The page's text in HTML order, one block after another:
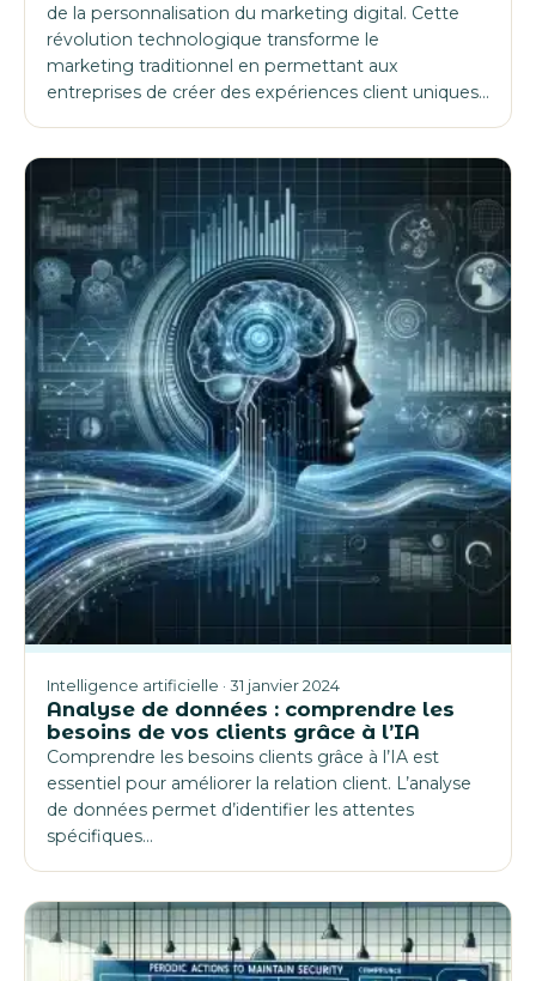
de la personnalisation du marketing digital. Cette
révolution technologique transforme le
marketing traditionnel en permettant aux
entreprises de créer des expériences client uniques…
Intelligence artificielle · 31 janvier 2024
Analyse de données : comprendre les
besoins de vos clients grâce à l’IA
Comprendre les besoins clients grâce à l’IA est
essentiel pour améliorer la relation client. L’analyse
de données permet d’identifier les attentes
spécifiques…